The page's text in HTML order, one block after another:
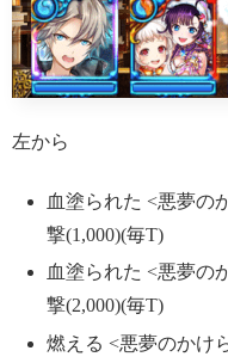
左から
血塗られた <悪夢の
撃(1,000)(毎T)
血塗られた <悪夢の
撃(2,000)(毎T)
燃える <悪夢のかけ